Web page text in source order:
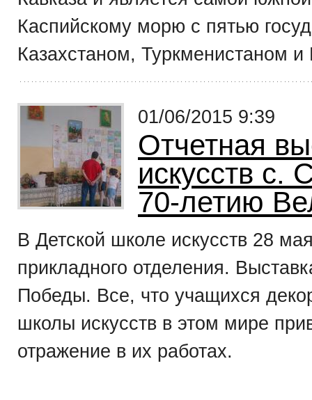
Каспийскому морю с пятью
Казахстаном, Туркменистаном
01/06/2015 9:39
Отчетная
искусств с.
70-летию
В Детской школе искусств 28
прикладного отделения.
Победы. Все, что учащихся
школы искусств в этом мире
отражение в их работах.